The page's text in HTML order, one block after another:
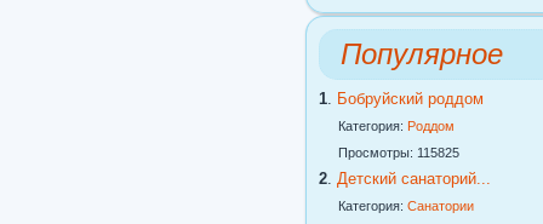
Популярное
1. Бобруйский роддом
Категория: Роддом
Просмотры: 115825
2. Детский санаторий...
Категория: Санатории